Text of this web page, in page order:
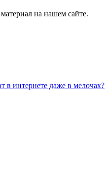
на нашем сайте.
интернете даже в мелочах?